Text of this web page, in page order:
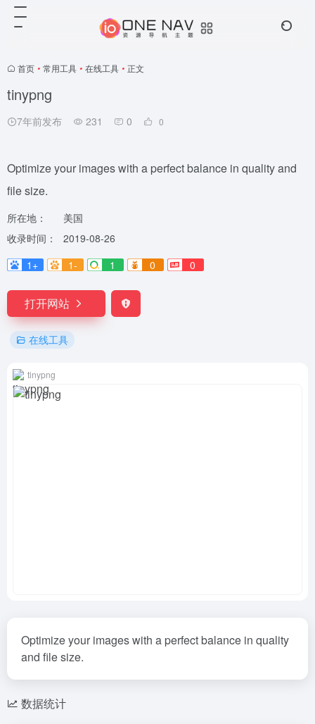
首页 • 常用工具 • 在线工具 • 正文
tinypng
7年前发布 231 0 0
Optimize your images with a perfect balance in quality and
file size.
所在地：
美国
收录时间：
2019-08-26
1+
1- 1 0 0
打开网站
在线工具
tinypng
Optimize your images with a perfect balance in quality
and file size.
数据统计